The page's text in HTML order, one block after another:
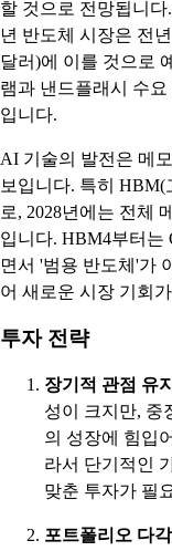
할 것으로 전망됩니
년 반도체 시장은 전
달러)에 이를 것으로
램과 낸드플래시 수
입니다.
AI 기술의 발전은 메
보입니다. 특히
로, 2028년에는 전체
입니다. HBM4부터는
면서 '범용 반도체'가
어 새로운 시장 기회
투자 전략
장기적 관점 유지
성이 크지만, 중
의 성장에 힘입
라서 단기적인
맞춘 투자가 필
포트폴리오 다